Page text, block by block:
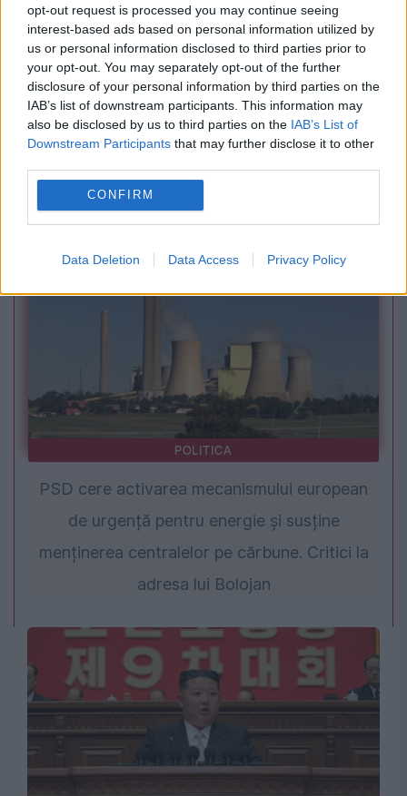
opt-out request is processed you may continue seeing
interest-based ads based on personal information utilized by
us or personal information disclosed to third parties prior to
your opt-out. You may separately opt-out of the further
disclosure of your personal information by third parties on the
IAB’s list of downstream participants. This information may
also be disclosed by us to third parties on the IAB’s List of
Downstream Participants that may further disclose it to other
CONFIRM
Data Deletion Data Access Privacy Policy
INTERNATIONAL
pentru ajutorul din războiul din Ucraina: „Nu
vom uita niciodată”
POLITICA
PSD cere activarea mecanismului european
de urgență pentru energie și susține
menținerea centralelor pe cărbune. Critici la
adresa lui Bolojan